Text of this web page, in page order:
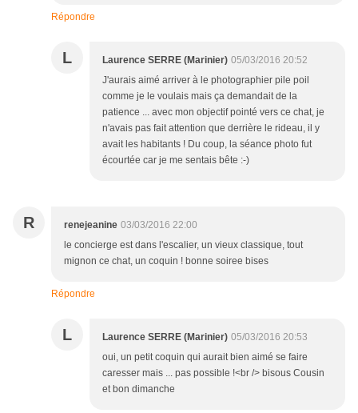
Répondre
L Laurence SERRE (Marinier) 05/03/2016 20:52
J'aurais aimé arriver à le photographier pile poil
comme je le voulais mais ça demandait de la
patience ... avec mon objectif pointé vers ce chat, je
n'avais pas fait attention que derrière le rideau, il y
avait les habitants ! Du coup, la séance photo fut
écourtée car je me sentais bête :-)
R renejeanine 03/03/2016 22:00
le concierge est dans l'escalier, un vieux classique, tout
mignon ce chat, un coquin ! bonne soiree bises
Répondre
L Laurence SERRE (Marinier) 05/03/2016 20:53
oui, un petit coquin qui aurait bien aimé se faire
caresser mais ... pas possible !<br /> bisous Cousin
et bon dimanche